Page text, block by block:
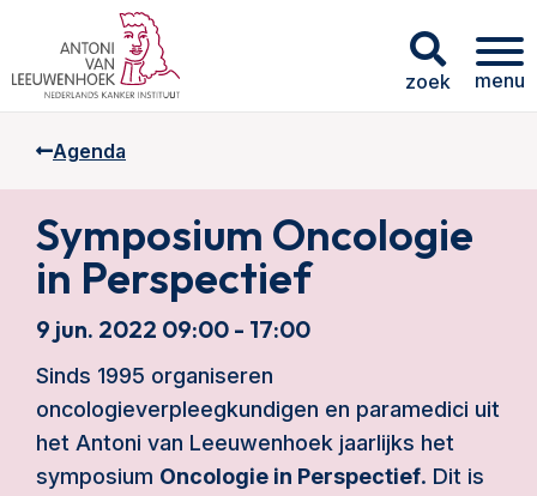
zoek menu
Agenda
Symposium Oncologie
in Perspectief
9 jun. 2022 09:00 - 17:00
Sinds 1995 organiseren
oncologieverpleegkundigen en paramedici uit
het Antoni van Leeuwenhoek jaarlijks het
symposium Oncologie in Perspectief. Dit is